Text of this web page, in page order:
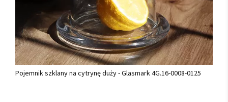
Pojemnik szklany na cytrynę duży - Glasmark 4G.16-0008-0125